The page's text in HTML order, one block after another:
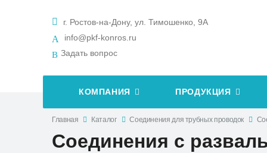
г. Ростов-на-Дону, ул. Тимошенко, 9А
info@pkf-konros.ru
Задать вопрос
КОМПАНИЯ ПРОДУКЦИЯ
Главная Каталог Соединения для трубных проводок
Соединения с